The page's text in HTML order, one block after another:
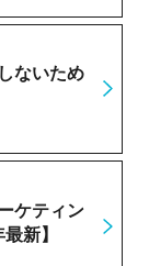
ないため
ケティン
新】